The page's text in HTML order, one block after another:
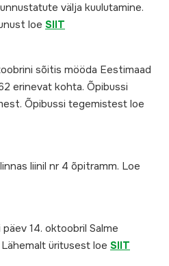
välja kuulutamine.
loe SIIT
sõitis mööda Eestimaad
erinevat kohta. Õpibussi
Õpibussi tegemistest loe
liinil nr 4 õpitramm. Loe
14. oktoobril Salme
üritusest loe SIIT